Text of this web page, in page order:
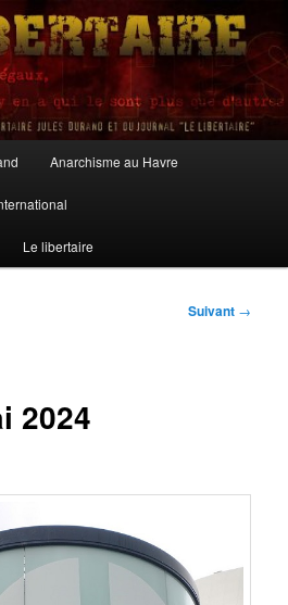
Anarchisme au Havre
Le libertaire
Suivant →
2024